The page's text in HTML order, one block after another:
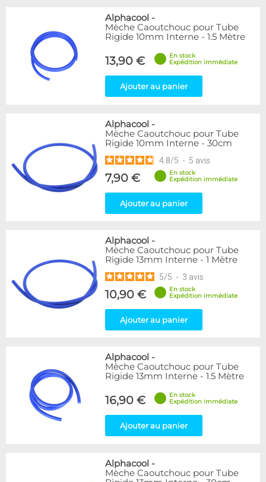
Alphacool -
Mèche Caoutchouc pour Tube
Rigide 10mm Interne - 1.5 Mètre
13,90 €
En stock
Expédition immédiate
Ajouter au panier
Alphacool -
Mèche Caoutchouc pour Tube
Rigide 10mm Interne - 30cm
4.8/5 - 5 avis
7,90 €
En stock
Expédition immédiate
Ajouter au panier
Alphacool -
Mèche Caoutchouc pour Tube
Rigide 13mm Interne - 1 Mètre
5/5 - 3 avis
10,90 €
En stock
Expédition immédiate
Ajouter au panier
Alphacool -
Mèche Caoutchouc pour Tube
Rigide 13mm Interne - 1.5 Mètre
16,90 €
En stock
Expédition immédiate
Ajouter au panier
Alphacool -
Mèche Caoutchouc pour Tube